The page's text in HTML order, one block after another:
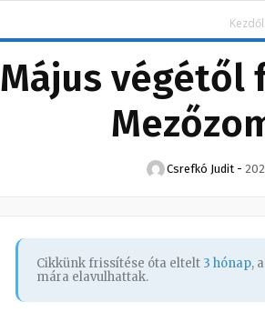
Május végétől
Csrefkó Judit -
Cikkünk frissítése óta eltelt 3 hónap,
mára elavulhattak.